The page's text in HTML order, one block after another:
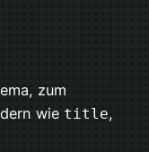
zum
wie title,